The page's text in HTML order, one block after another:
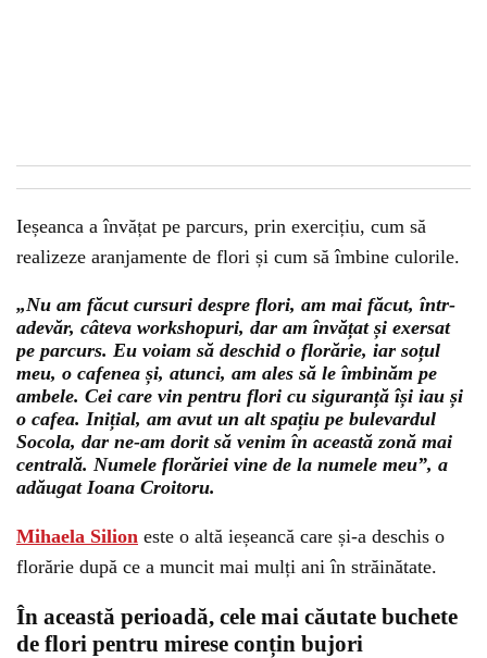
Ieșeanca a învățat pe parcurs, prin exercițiu, cum să
realizeze aranjamente de flori și cum să îmbine culorile.
„Nu am făcut cursuri despre flori, am mai făcut, într-
adevăr, câteva workshopuri, dar am învățat și exersat
pe parcurs. Eu voiam să deschid o florărie, iar soțul
meu, o cafenea și, atunci, am ales să le îmbinăm pe
ambele. Cei care vin pentru flori cu siguranță își iau și
o cafea. Inițial, am avut un alt spațiu pe bulevardul
Socola, dar ne-am dorit să venim în această zonă mai
centrală. Numele florăriei vine de la numele meu”, a
adăugat Ioana Croitoru.
Mihaela Silion este o altă ieșeancă care și-a deschis o
florărie după ce a muncit mai mulți ani în străinătate.
În această perioadă, cele mai căutate buchete
de flori pentru mirese conțin bujori